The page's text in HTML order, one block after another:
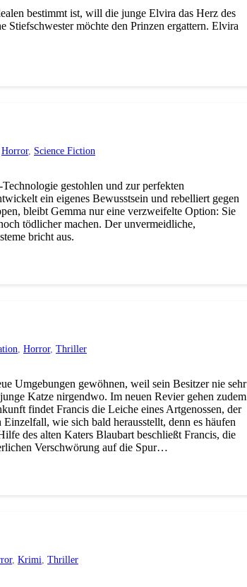
bestimmt ist, will die junge Elvira das Herz des
Stiefschwester möchte den Prinzen ergattern. Elvira
Horror, Science Fiction
gestohlen und zur perfekten
ein eigenes Bewusstsein und rebelliert gegen
bleibt Gemma nur eine verzweifelte Option: Sie
tödlicher machen. Der unvermeidliche,
bricht aus.
Horror, Thriller
Umgebungen gewöhnen, weil sein Besitzer nie sehr
Katze nirgendwo. Im neuen Revier gehen zudem
findet Francis die Leiche eines Artgenossen, der
wie sich bald herausstellt, denn es häufen
des alten Katers Blaubart beschließt Francis, die
Verschwörung auf die Spur…
, Krimi Thriller